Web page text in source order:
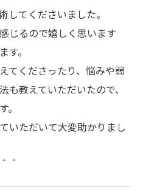
してくださいました。
じるので嬉しく思います
す。
てくださったり、悩みや弱
も教えていただいたので、
いただいて大変助かりまし
＾